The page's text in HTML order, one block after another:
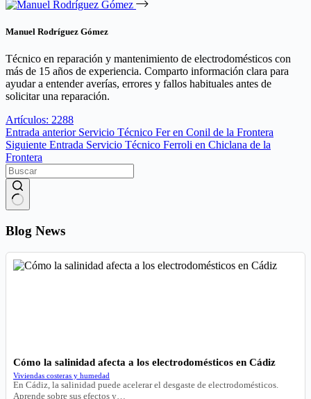
Manuel Rodríguez Gómez
Técnico en reparación y mantenimiento de electrodomésticos con
más de 15 años de experiencia. Comparto información clara para
ayudar a entender averías, errores y fallos habituales antes de
solicitar una reparación.
Artículos: 2288
Entrada anterior Servicio Técnico Fer en Conil de la Frontera
Siguiente Entrada Servicio Técnico Ferroli en Chiclana de la
Frontera
resultados
Blog News
Cómo la salinidad afecta a los electrodomésticos en Cádiz
Viviendas costeras y humedad
En Cádiz, la salinidad puede acelerar el desgaste de electrodomésticos.
Aprende sobre sus efectos y…